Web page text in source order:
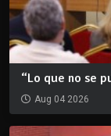
“Lo que no se
Aug 04 2026